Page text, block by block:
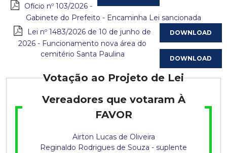
e
C
o
Ofício nº 103/2026 -
Gabinete do Prefeito - Encaminha Lei sancionada
Lei nº 1483/2026 de 10 de junho de
2026 - Funcionamento nova área do
cemitério Santa Paulina
Votação ao Projeto de Lei
Vereadores que votaram À
FAVOR
Airton Lucas de Oliveira
Reginaldo Rodrigues de Souza - suplente